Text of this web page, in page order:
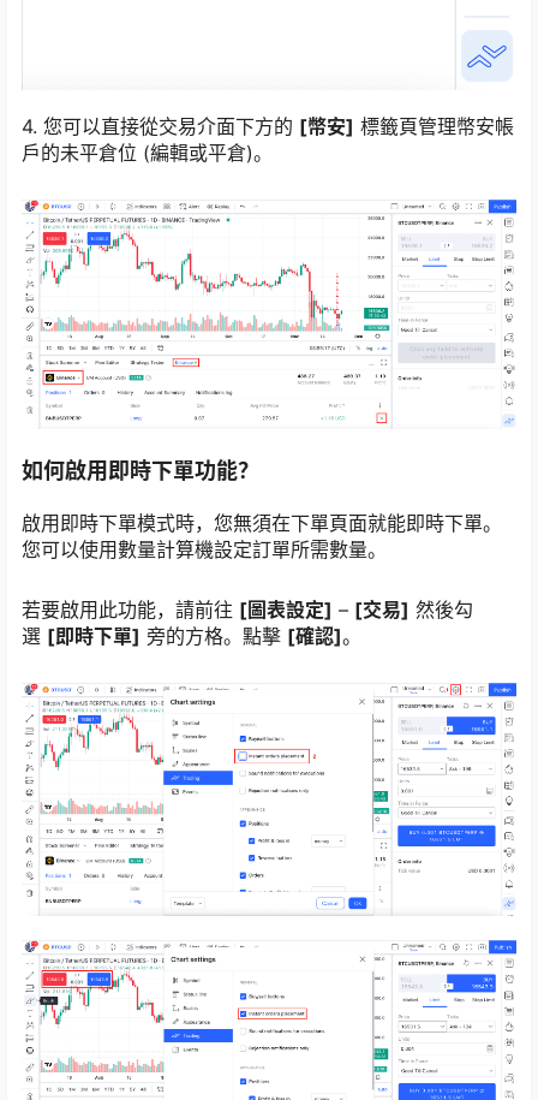
4. 您可以直接從交易介面下方的 [幣安] 標籤頁管理幣安帳
戶的未平倉位 (編輯或平倉)。
如何啟用即時下單功能？
啟用即時下單模式時，您無須在下單頁面就能即時下單。
您可以使用數量計算機設定訂單所需數量。
若要啟用此功能，請前往 [圖表設定] – [交易] 然後勾
選 [即時下單] 旁的方格。點擊 [確認]。